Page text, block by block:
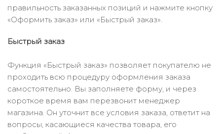
правильность заказанных позиций и нажмите кнопку
«Оформить заказ» или «Быстрый заказ».
Быстрый заказ
Функция «Быстрый заказ» позволяет покупателю не
проходить всю процедуру оформления заказа
самостоятельно. Вы заполняете форму, и через
короткое время вам перезвонит менеджер
магазина. Он уточнит все условия заказа, ответит на
вопросы, касающиеся качества товара, его